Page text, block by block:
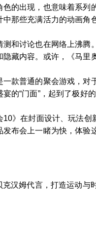
色的出现，也意味着系
那些充满活力的动画角
和讨论也在网络上沸腾
藏内容。或许，《马里
一款普通的聚会游戏，
的“门面”，起到了极好
》在封面设计、玩法
布会上一睹为快，体验
克汉姆代言，打造运动与